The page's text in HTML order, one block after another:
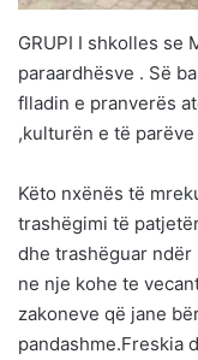
GRUPI I shkolles se
paraardhësve . Së
flladin e pranverës
,kulturën e të
Këto nxënës të
trashëgimi të
dhe trashëguar ndër
ne nje kohe te
zakoneve që jane
pandashme.Freskia